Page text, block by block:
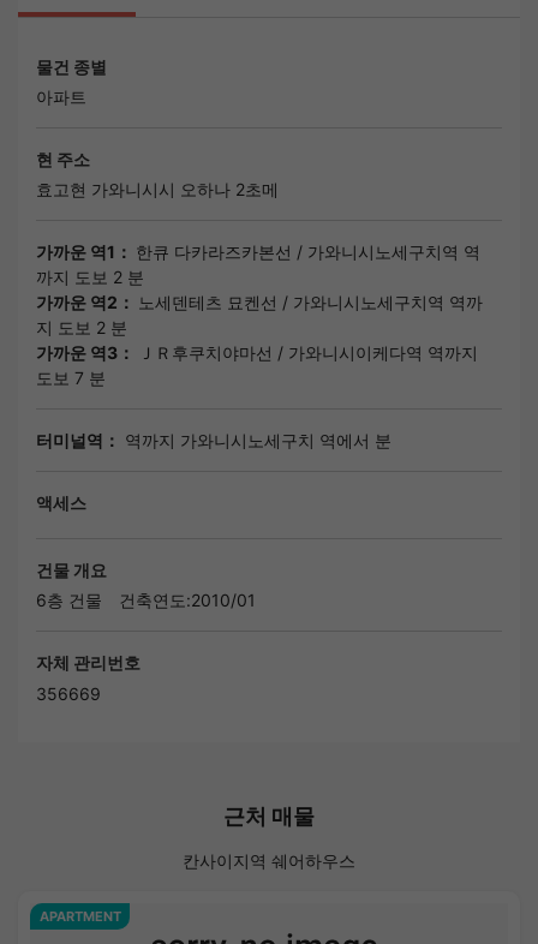
물건 종별
아파트
현 주소
효고현 가와니시시 오하나 2초메
가까운 역1： 한큐 다카라즈카본선 / 가와니시노세구치역 역
까지 도보 2 분
가까운 역2： 노세덴테츠 묘켄선 / 가와니시노세구치역 역까
지 도보 2 분
가까운 역3：
ＪＲ후쿠치야마선 / 가와니시이케다역 역까지
도보 7 분
터미널역： 역까지 가와니시노세구치 역에서 분
액세스
건물 개요
6층 건물
건축연도:2010/01
자체 관리번호
356669
근처 매물
칸사이지역 쉐어하우스
APARTMENT